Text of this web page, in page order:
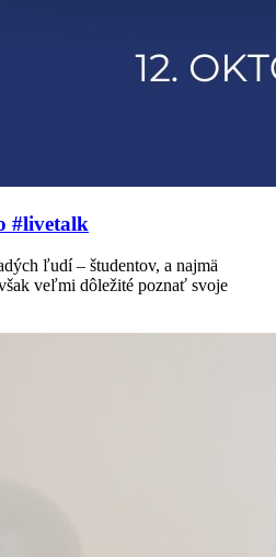
#livetalk
ľudí – študentov, a najmä
veľmi dôležité poznať svoje